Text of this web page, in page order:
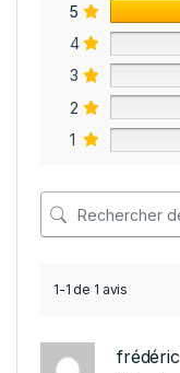
5
4
3
2
1
1-1 de 1 avis
frédéric